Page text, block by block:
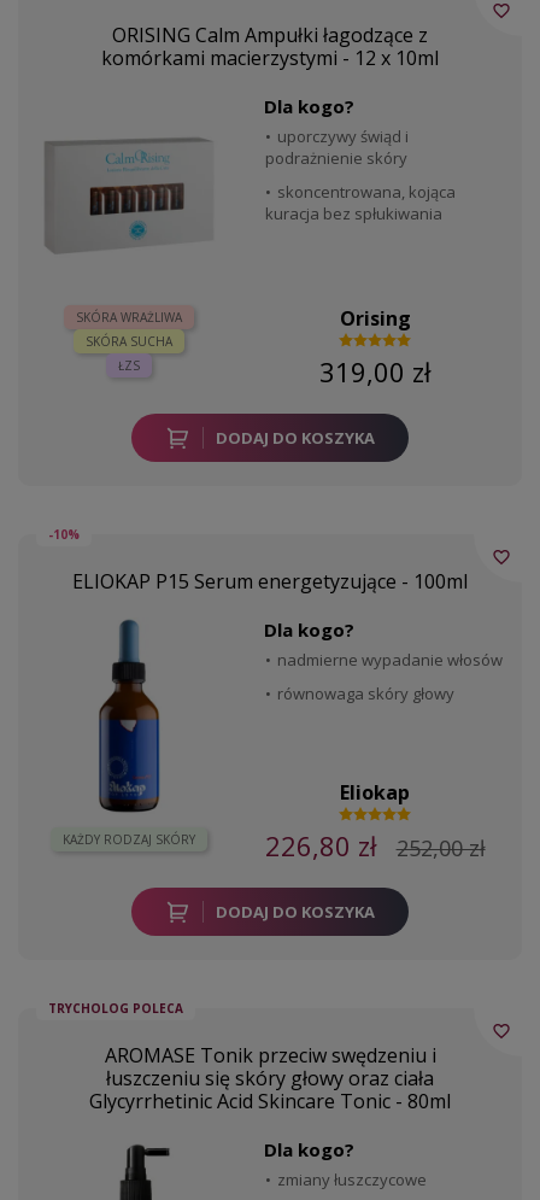
ORISING Calm Ampułki łagodzące z
komórkami macierzystymi - 12 x 10ml
SKÓRA WRAŻLIWA
SKÓRA SUCHA
ŁZS
Dla kogo?
uporczywy świąd i
podrażnienie skóry
skoncentrowana, kojąca
kuracja bez spłukiwania
Orising
319,00 zł
DODAJ DO KOSZYKA
favorite_border
-10%
ELIOKAP P15 Serum energetyzujące - 100ml
KAŻDY RODZAJ SKÓRY
Dla kogo?
nadmierne wypadanie włosów
równowaga skóry głowy
Eliokap
226,80 zł 252,00 zł
DODAJ DO KOSZYKA
favorite_border
TRYCHOLOG POLECA
AROMASE Tonik przeciw swędzeniu i
łuszczeniu się skóry głowy oraz ciała
Glycyrrhetinic Acid Skincare Tonic - 80ml
Dla kogo?
zmiany łuszczycowe
favorite_border